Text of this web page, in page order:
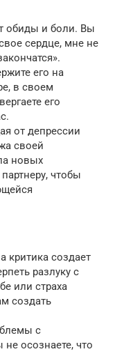
обиды и боли. Вы
сердце, мне не
его на
в своем
его
от депрессии
своей
новых
чтобы
критика создает
разлуку с
или страха
создать
с
осознаете, что